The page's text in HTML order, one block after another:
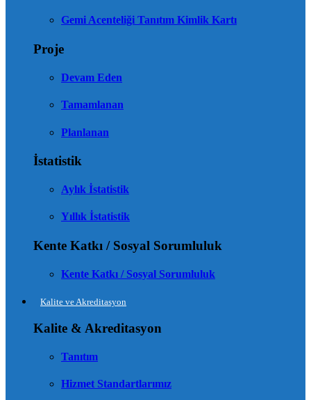
Gemi Acenteliği Tanıtım Kimlik Kartı
Proje
Devam Eden
Tamamlanan
Planlanan
İstatistik
Aylık İstatistik
Yıllık İstatistik
Kente Katkı / Sosyal Sorumluluk
Kente Katkı / Sosyal Sorumluluk
Kalite ve Akreditasyon
Kalite & Akreditasyon
Tanıtım
Hizmet Standartlarımız